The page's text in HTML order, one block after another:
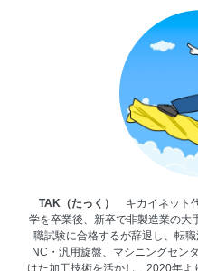
TAK（たっく）
キカイネット
学を卒業後、新卒で非製造業の大
職試験に合格するが辞退し、転
NC・汎用旋盤、マシニングセン